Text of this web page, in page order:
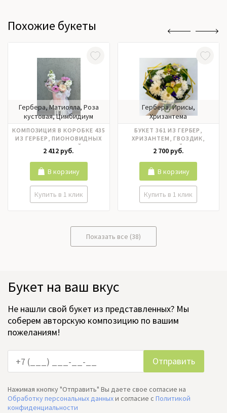
Похожие букеты
Гербера, Матиолла, Роза
кустовая, Цимбидиум
КОМПОЗИЦИЯ В КОРОБКЕ 435
ИЗ ГЕРБЕР, ПИОНОВИДНЫХ
РОЗ, ОРХИДЕЙ
2 412 руб.
Купить в 1 клик
В корзину
Гербера, Ирисы,
Хризантема
БУКЕТ 361 ИЗ ГЕРБЕР,
ХРИЗАНТЕМ, ГВОЗДИК,
ОРХИДЕЙ
2 700 руб.
Купить в 1 клик
В корзину
Показать все (38)
Букет на ваш вкус
Не нашли свой букет из представленных? Мы
соберем авторскую композицию по вашим
пожеланиям!
Нажимая кнопку "Отправить" Вы даете свое согласие на
Обработку персональных данныхи согласие c Политикой
конфиденциальности